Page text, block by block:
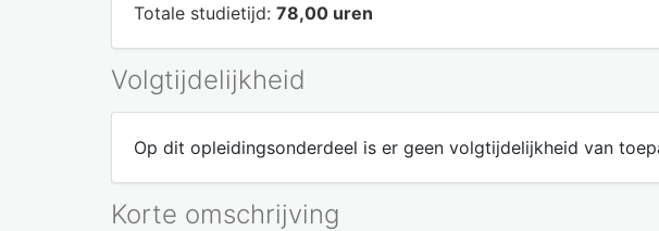
Totale studietijd: 78,00 uren
Volgtijdelijkheid
Op dit opleidingsonderdeel is er geen volgtijdelijkheid van
Korte omschrijving